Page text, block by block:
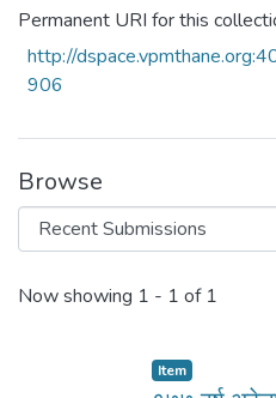
Permanent URI for this
http://
906
Browse
Recent Submissions
Now showing 1 - 1 of 1
Item